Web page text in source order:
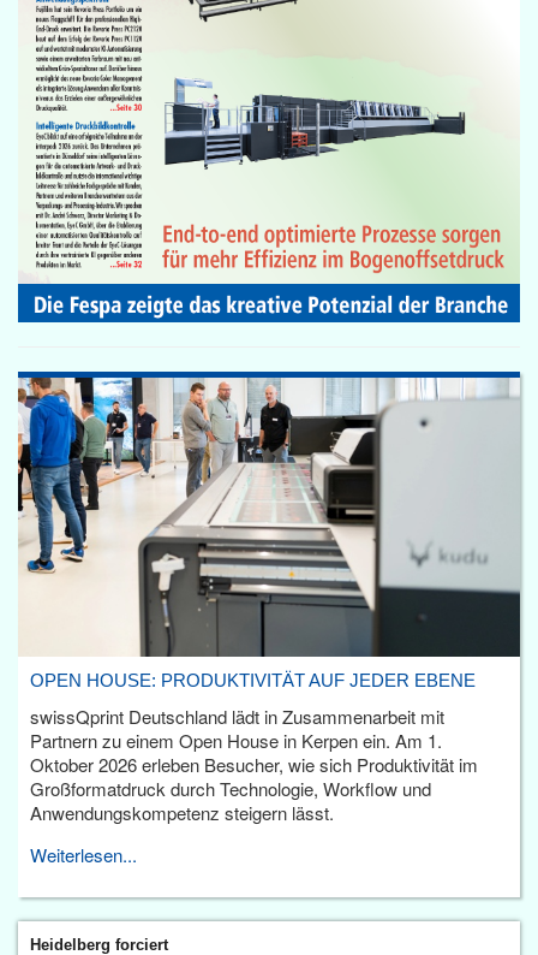
OPEN HOUSE: PRODUKTIVITÄT AUF JEDER EBENE
swissQprint Deutschland lädt in Zusammenarbeit mit
Partnern zu einem Open House in Kerpen ein. Am 1.
Oktober 2026 erleben Besucher, wie sich Produktivität im
Großformatdruck durch Technologie, Workflow und
Anwendungskompetenz steigern lässt.
Weiterlesen...
Heidelberg forciert